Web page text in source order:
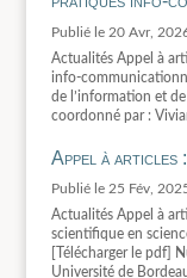
20 Avr,
Actualités Appel à
info-
de l’information et
coordonné par :
Appel à articles :
25 Fév,
Actualités Appel à
scientifique en
[Télécharger le pdf]
Université de